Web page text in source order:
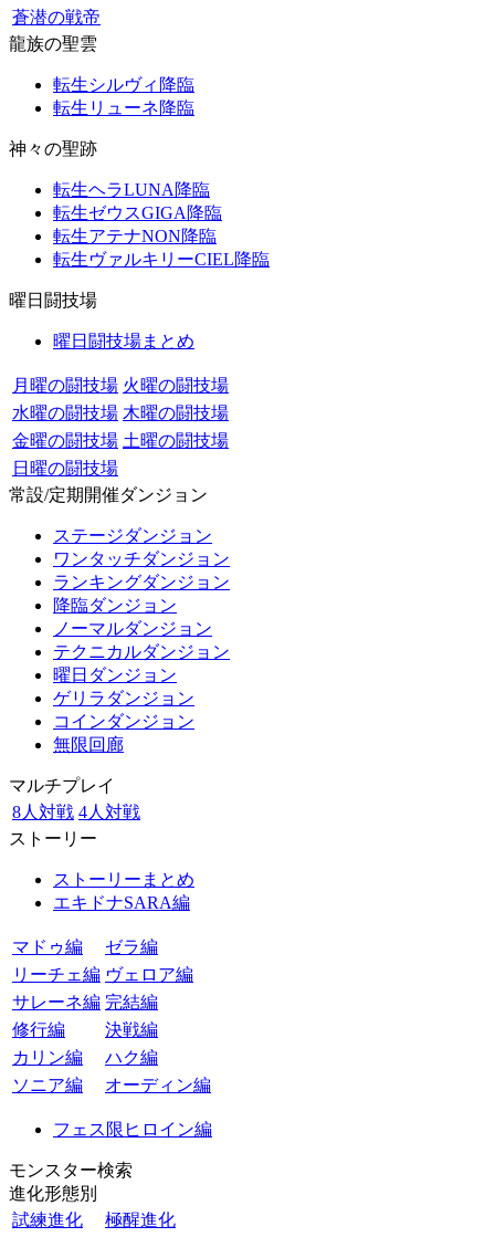
蒼潜の戦帝
龍族の聖雲
転生シルヴィ降臨
転生リューネ降臨
神々の聖跡
転生ヘラLUNA降臨
転生ゼウスGIGA降臨
転生アテナNON降臨
転生ヴァルキリーCIEL降臨
曜日闘技場
曜日闘技場まとめ
月曜の闘技場 火曜の闘技場
水曜の闘技場 木曜の闘技場
金曜の闘技場 土曜の闘技場
日曜の闘技場
常設/定期開催ダンジョン
ステージダンジョン
ワンタッチダンジョン
ランキングダンジョン
降臨ダンジョン
ノーマルダンジョン
テクニカルダンジョン
曜日ダンジョン
ゲリラダンジョン
コインダンジョン
無限回廊
マルチプレイ
8人対戦 4人対戦
ストーリー
ストーリーまとめ
エキドナSARA編
マドゥ編
ゼラ編
リーチェ編 ヴェロア編
サレーネ編 完結編
修行編
決戦編
カリン編
ハク編
ソニア編
オーディン編
フェス限ヒロイン編
モンスター検索
進化形態別
試練進化
極醒進化